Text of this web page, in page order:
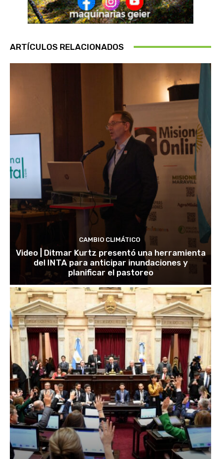
ARTÍCULOS RELACIONADOS
CAMBIO CLIMÁTICO
Video | Ditmar Kurtz presentó una herramienta
del INTA para anticipar inundaciones y
planificar el pastoreo